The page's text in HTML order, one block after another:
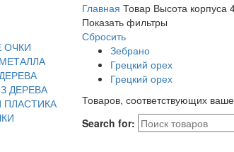
Главная Товар Высота корпуса
Показать фильтры
Сбросить
Зебрано
Грецкий орех
Грецкий орех
Товаров, соответствующих
Search for:
ОЧКИ
ДЕРЕВА
ПЛАСТИКА